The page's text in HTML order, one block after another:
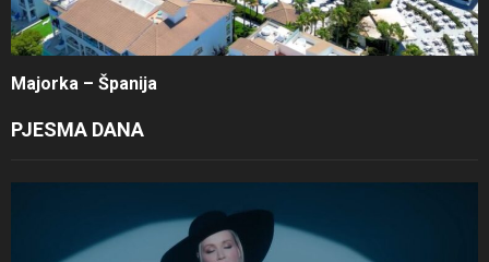
Majorka – Španija
PJESMA DANA